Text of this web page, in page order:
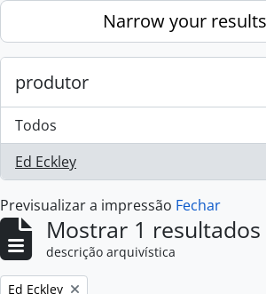
Skip to main contentNarrow your
produtor
Todos
Ed Eckley
, 1 resultados
Previsualizar a impressão Fechar
Mostrar 1 resultados
descrição arquivística
Remove filter:
Ed Eckley